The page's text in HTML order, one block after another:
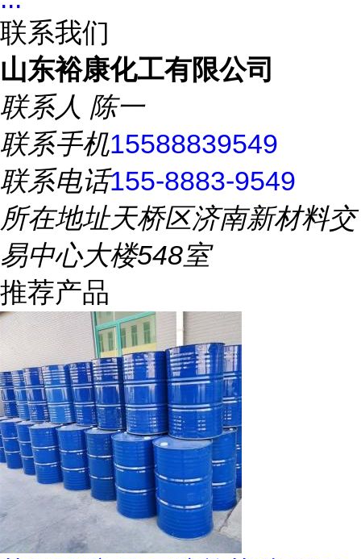
联系我们
山东裕康化工有限公司
联系人 陈一
联系手机15588839549
联系电话155-8883-9549
所在地址天桥区济南新材料交
易中心大楼548室
推荐产品